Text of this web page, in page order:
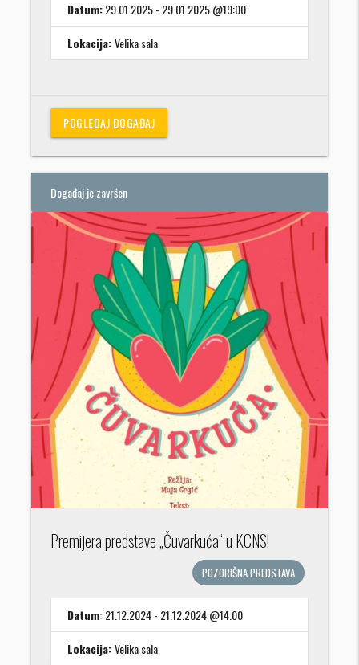
Datum:29.01.2025 - 29.01.2025 @19:00
Lokacija:Velika sala
POGLEDAJ DOGAĐAJ
Događaj je završen
Premijera predstave „Čuvarkuća“ u KCNS!
POZORIŠNA PREDSTAVA
Datum:21.12.2024 - 21.12.2024 @14.00
Lokacija:Velika sala